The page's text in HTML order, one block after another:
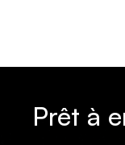
Prêt à